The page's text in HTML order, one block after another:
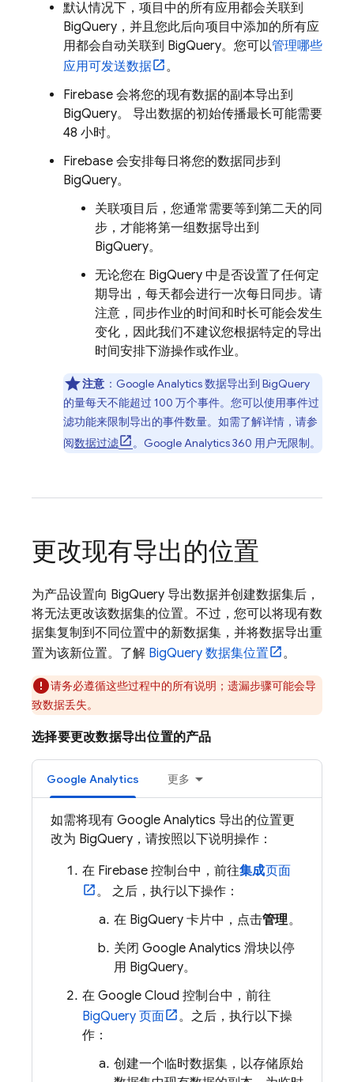
默认情况下，项目中的所有应用都会关联到
BigQuery ，并且您此后向项目中添加的所有应
用都会自动关联到 BigQuery。您可以管理哪些
应用可发送数据
。
Firebase 会将您的现有数据的副本导出到
BigQuery。 导出数据的初始传播最长可能需要
48 小时。
Firebase 会安排每日将您的数据同步到
BigQuery。
关联项目后，您通常需要等到第二天的同
步，才能将第一组数据导出到
BigQuery。
无论您在 BigQuery 中是否设置了任何定
期导出，每天都会进行一次每日同步。请
注意，同步作业的时间和时长可能会发生
变化，因此我们不建议您根据特定的导出
时间安排下游操作或作业。
注意 ： Google Analytics数据导出到 BigQuery
的量每天不能超过 100 万个事件。您可以使用事件过
滤功能来限制导出的事件数量。如需了解详情，请参
阅数据过滤 。 Google Analytics 360 用户无限制。
更改现有导出的位置
为产品设置向 BigQuery 导出数据并创建数据集后，
将无法更改该数据集的位置。不过，您可以将现有数
据集复制到不同位置中的新数据集，并将数据导出重
置为该新位置。了解 BigQuery 数据集位置 。
请务必遵循这些过程中的所有说明；遗漏步骤可能会导
致数据丢失。
选择要更改数据导出位置的产品
Google Analytics 更多
如需将现有 Google Analytics 导出的位置更
改为 BigQuery ，请按照以下说明操作：
在 Firebase 控制台中，前往集成页面
。 之后，执行以下操作：
在 BigQuery 卡片中，点击管理。
关闭 Google Analytics 滑块以停
用 BigQuery。
在 Google Cloud 控制台中，前往
BigQuery 页面
。之后，执行以下操
作：
创建一个临时数据集，以存储原始